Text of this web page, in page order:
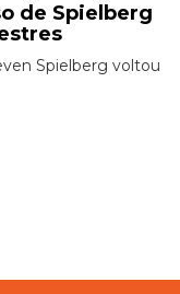
de Spielberg
Spielberg voltou